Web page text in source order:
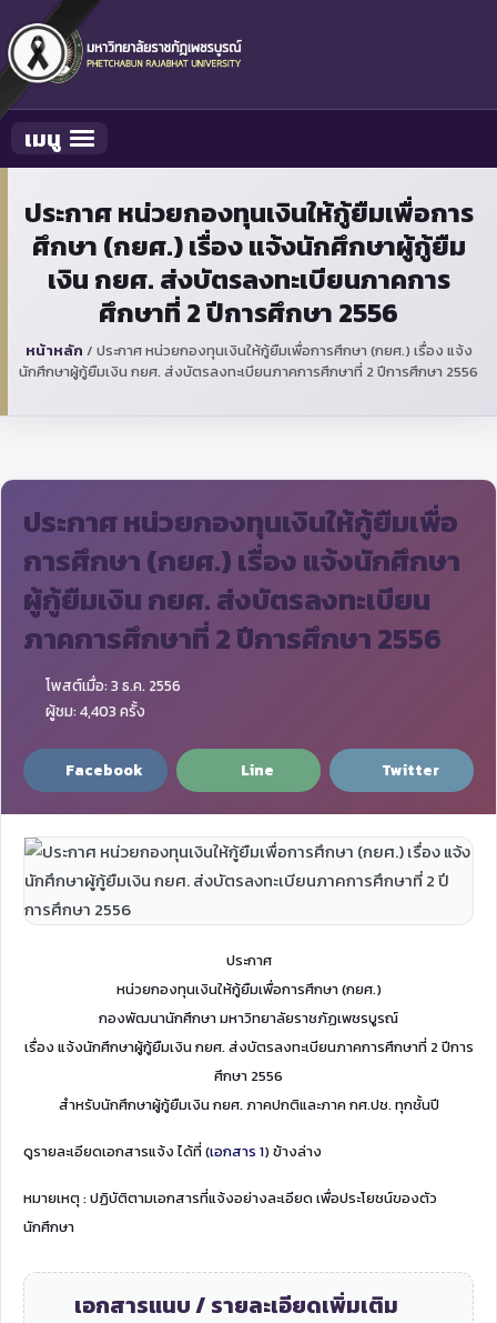
Toggle navigation
เมนู
ประกาศ หน่วยกองทุนเงินให้กู้ยืมเพื่อการ
ศึกษา (กยศ.) เรื่อง แจ้งนักศึกษาผู้กู้ยืม
เงิน กยศ. ส่งบัตรลงทะเบียนภาคการ
ศึกษาที่ 2 ปีการศึกษา 2556
หน้าหลัก / ประกาศ หน่วยกองทุนเงินให้กู้ยืมเพื่อการศึกษา (กยศ.) เรื่อง แจ้ง
นักศึกษาผู้กู้ยืมเงิน กยศ. ส่งบัตรลงทะเบียนภาคการศึกษาที่ 2 ปีการศึกษา 2556
ประกาศ หน่วยกองทุนเงินให้กู้ยืมเพื่อ
การศึกษา (กยศ.) เรื่อง แจ้งนักศึกษา
ผู้กู้ยืมเงิน กยศ. ส่งบัตรลงทะเบียน
ภาคการศึกษาที่ 2 ปีการศึกษา 2556
โพสต์เมื่อ: 3 ธ.ค. 2556
ผู้ชม: 4,403 ครั้ง
Facebook Line Twitter
ประกาศ
หน่วยกองทุนเงินให้กู้ยืมเพื่อการศึกษา (กยศ.)
กองพัฒนานักศึกษา มหาวิทยาลัยราชภัฏเพชรบูรณ์
เรื่อง แจ้งนักศึกษาผู้กู้ยืมเงิน กยศ. ส่งบัตรลงทะเบียนภาคการศึกษาที่ 2 ปีการ
ศึกษา 2556
สำหรับนักศึกษาผู้กู้ยืมเงิน กยศ. ภาคปกติและภาค กศ.ปช. ทุกชั้นปี
ดูรายละเอียดเอกสารแจ้ง ได้ที่ (เอกสาร 1) ข้างล่าง
หมายเหตุ : ปฏิบัติตามเอกสารที่แจ้งอย่างละเอียด เพื่อประโยชน์ของตัว
นักศึกษา
เอกสารแนบ / รายละเอียดเพิ่มเติม